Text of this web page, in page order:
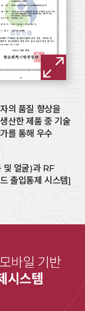
의 품질 향상을
산한 제품 중 기술
를 통해 우수
및 얼굴)과 RF
출입통제 시스템]